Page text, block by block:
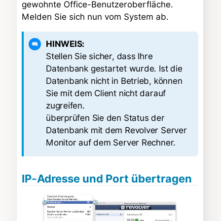
gewohnte Office-Benutzeroberfläche.
Melden Sie sich nun vom System ab.
HINWEIS:
Stellen Sie sicher, dass Ihre
Datenbank gestartet wurde. Ist die
Datenbank nicht in Betrieb, können
Sie mit dem Client nicht darauf
zugreifen.
überprüfen Sie den Status der
Datenbank mit dem Revolver Server
Monitor auf dem Server Rechner.
IP-Adresse und Port übertragen